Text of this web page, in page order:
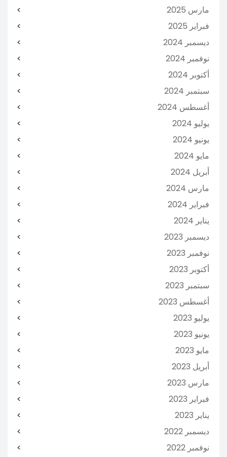
مارس 2025
فبراير 2025
ديسمبر 2024
نوفمبر 2024
أكتوبر 2024
سبتمبر 2024
أغسطس 2024
يوليو 2024
يونيو 2024
مايو 2024
أبريل 2024
مارس 2024
فبراير 2024
يناير 2024
ديسمبر 2023
نوفمبر 2023
أكتوبر 2023
سبتمبر 2023
أغسطس 2023
يوليو 2023
يونيو 2023
مايو 2023
أبريل 2023
مارس 2023
فبراير 2023
يناير 2023
ديسمبر 2022
نوفمبر 2022